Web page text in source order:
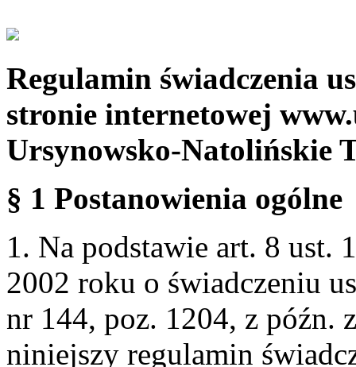
Regulamin świadczenia
stronie internetowej
Ursynowsko-Natolińskie
§ 1 Postanowienia ogólne
1. Na podstawie art. 8 ust.
2002 roku o świadczeniu
nr 144, poz. 1204, z późn.
niniejszy regulamin